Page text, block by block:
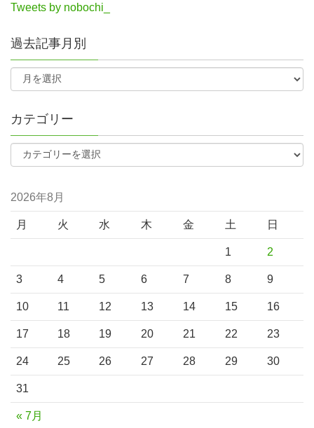
Tweets by nobochi_
過去記事月別
カテゴリー
2026年8月
月 火 水 木 金 土 日
« 7月
1 2
3 4 5 6 7 8 9
10 11 12 13 14 15 16
17 18 19 20 21 22 23
24 25 26 27 28 29 30
31